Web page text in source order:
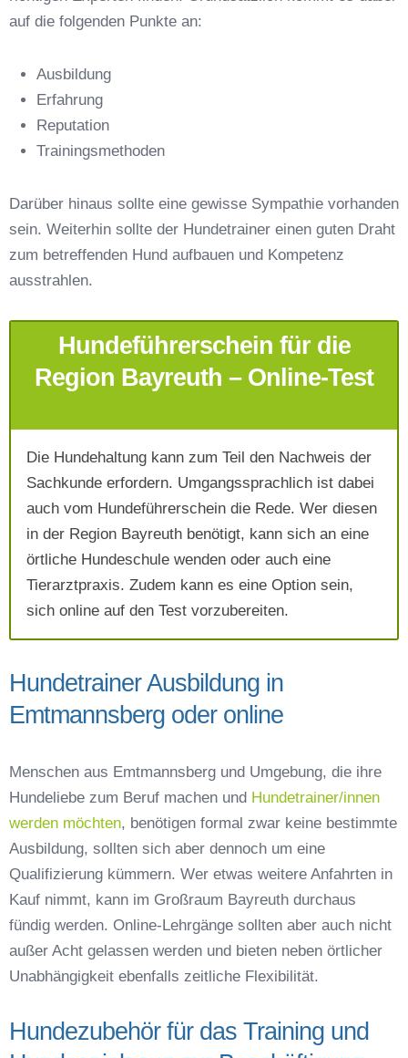
Telefonnummer*
Mit Absenden der Daten akzeptiere ich die
AGB`s.
Absenden
auf die folgenden Punkte an:
Ausbildung
Erfahrung
Reputation
Trainingsmethoden
Darüber hinaus sollte eine gewisse Sympathie vorhanden
sein. Weiterhin sollte der Hundetrainer einen guten Draht
zum betreffenden Hund aufbauen und Kompetenz
ausstrahlen.
Hundeführerschein für die
Region Bayreuth – Online-Test
Die Hundehaltung kann zum Teil den Nachweis der
Sachkunde erfordern. Umgangssprachlich ist dabei
auch vom Hundeführerschein die Rede. Wer diesen
in der Region Bayreuth benötigt, kann sich an eine
örtliche Hundeschule wenden oder auch eine
Tierarztpraxis. Zudem kann es eine Option sein,
sich online auf den Test vorzubereiten.
Hundetrainer Ausbildung in
Emtmannsberg oder online
Menschen aus Emtmannsberg und Umgebung, die ihre
Hundeliebe zum Beruf machen und Hundetrainer/innen
werden möchten, benötigen formal zwar keine bestimmte
Ausbildung, sollten sich aber dennoch um eine
Qualifizierung kümmern. Wer etwas weitere Anfahrten in
Kauf nimmt, kann im Großraum Bayreuth durchaus
fündig werden. Online-Lehrgänge sollten aber auch nicht
außer Acht gelassen werden und bieten neben örtlicher
Unabhängigkeit ebenfalls zeitliche Flexibilität.
Hundezubehör für das Training und